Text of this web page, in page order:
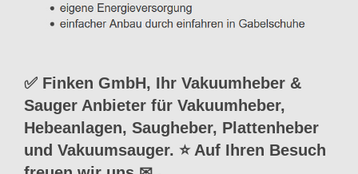
✅ Finken GmbH, Ihr Vakuumheber &
Sauger Anbieter für Vakuumheber,
Hebeanlagen, Saugheber, Plattenheber
und Vakuumsauger. ⭐ Auf Ihren Besuch